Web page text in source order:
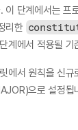
이 단계에서는 프
리한
계에서 적용될 기
에서 원칙을 신규
으로 설정됩